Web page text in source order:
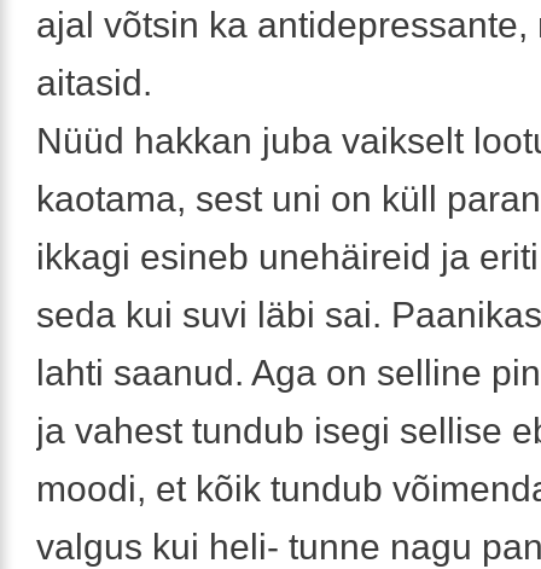
ajal võtsin ka antidepressante,
aitasid.
Nüüd hakkan juba vaikselt
kaotama, sest uni on küll
ikkagi esineb unehäireid ja
seda kui suvi läbi sai.
lahti saanud. Aga on selline
ja vahest tundub isegi sellise
moodi, et kõik tundub
valgus kui heli- tunne nagu